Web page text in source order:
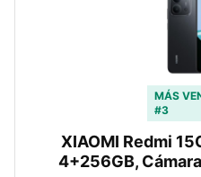
MÁS
#3
XIAOMI Redmi
4+256GB,